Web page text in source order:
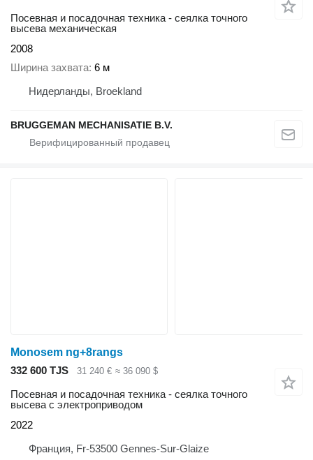
Посевная и посадочная техника - сеялка точного
высева механическая
2008
Ширина захвата 6 м
Нидерланды, Broekland
BRUGGEMAN MECHANISATIE B.V.
Monosem ng+8rangs
332 600 TJS
31 240 € ≈ 36 090 $
Посевная и посадочная техника - сеялка точного
высева с электроприводом
2022
Франция, Fr-53500 Gennes-Sur-Glaize